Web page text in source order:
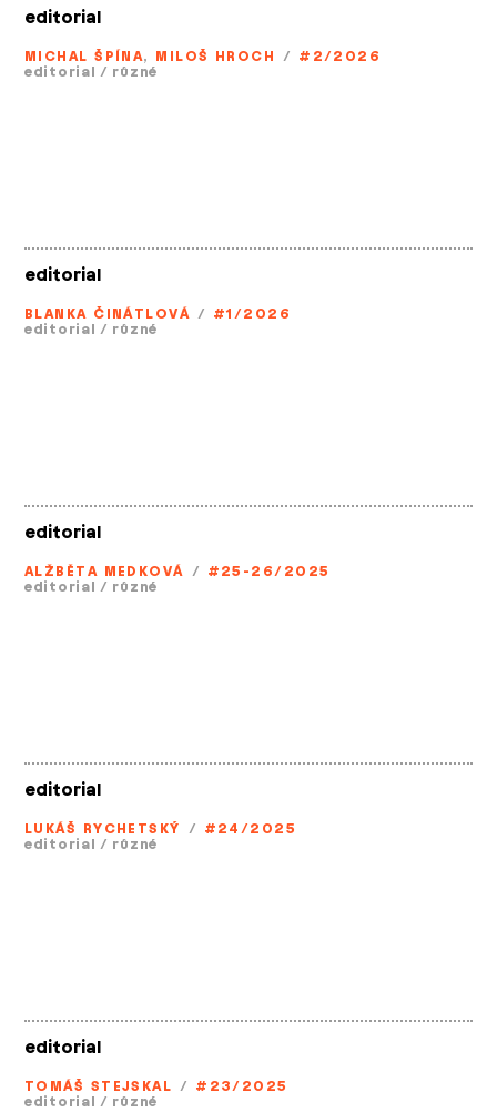
editorial
MICHAL ŠPÍNA, MILOŠ HROCH / #2/2026
editorial / různé
editorial
BLANKA ČINÁTLOVÁ / #1/2026
editorial / různé
editorial
ALŽBĚTA MEDKOVÁ / #25-26/2025
editorial / různé
editorial
LUKÁŠ RYCHETSKÝ / #24/2025
editorial / různé
editorial
TOMÁŠ STEJSKAL / #23/2025
editorial / různé